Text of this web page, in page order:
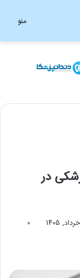
منو
در
0